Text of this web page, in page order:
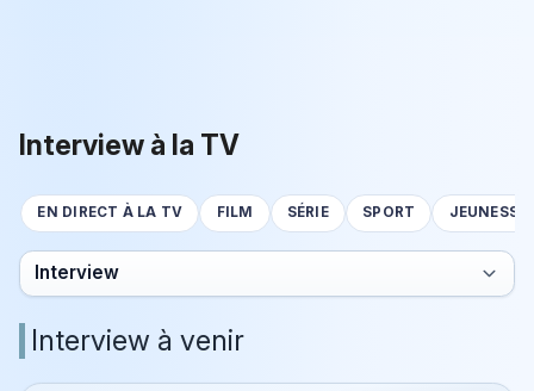
Interview à la TV
EN DIRECT À LA TV FILM SÉRIE SPORT JEUNESSE
Interview
Interview à venir